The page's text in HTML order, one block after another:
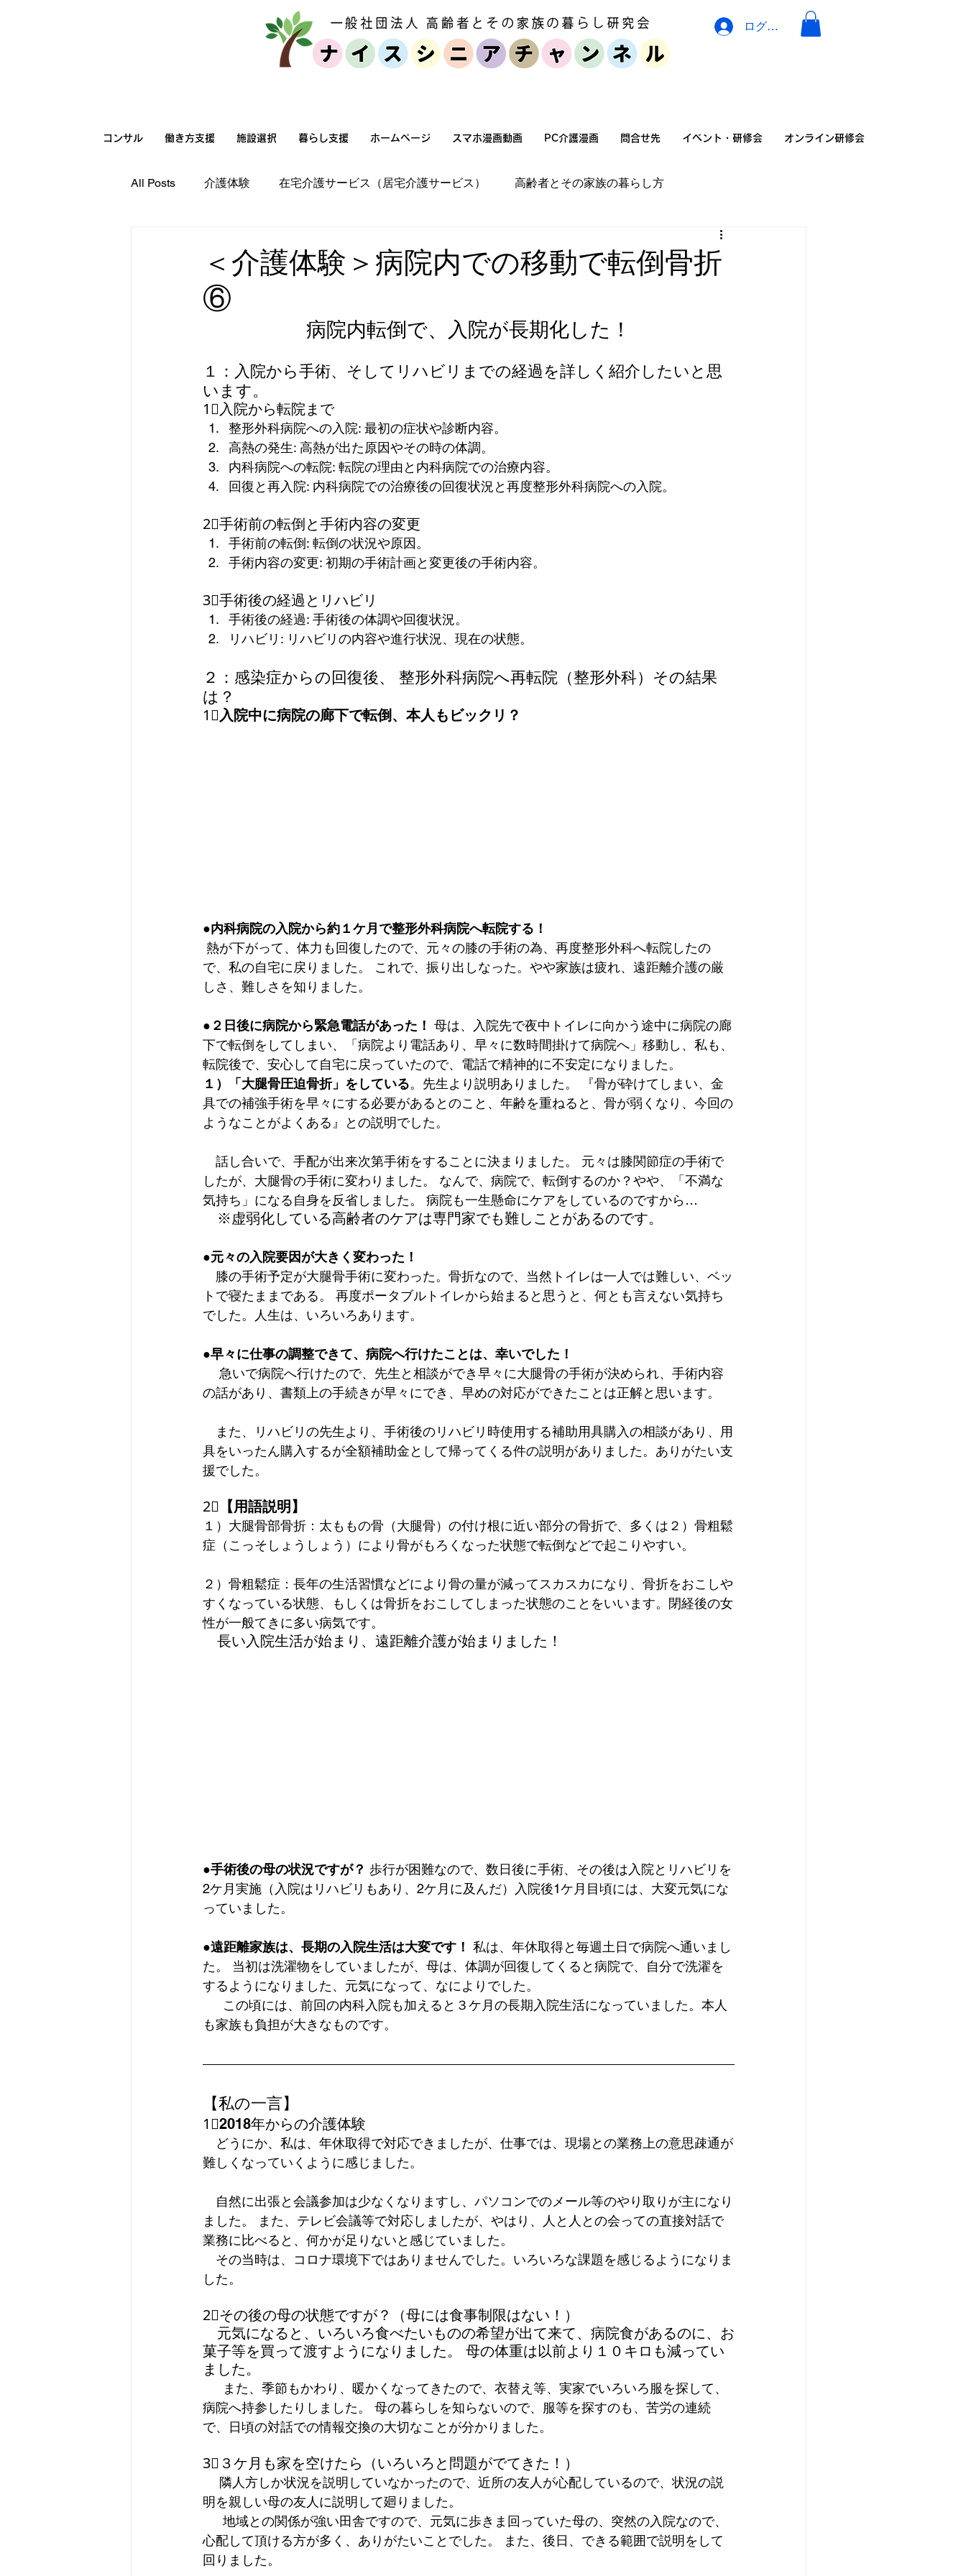
ログイン
コンサル 働き方支援 施設選択 暮らし支援 ホームページ スマホ漫画動画 PC介護漫画 問合せ先 イベント・研修会 オンライン研修会
All Posts 介護体験 在宅介護サービス（居宅介護サービス） 高齢者とその家族の暮らし方
高齢者とその家族の暮らし方
在宅介護
高齢者住宅 認知症 高齢者
＜介護体験＞病院内での移動で転倒骨折
⑥
病院内転倒で、入院が長期化した！
１：入院から手術、そしてリハビリまでの経過を詳しく紹介したいと思
います。
1⃣入院から転院まで
整形外科病院への入院: 最初の症状や診断内容。
高熱の発生: 高熱が出た原因やその時の体調。
内科病院への転院: 転院の理由と内科病院での治療内容。
回復と再入院: 内科病院での治療後の回復状況と再度整形外科病院への入院。
2⃣手術前の転倒と手術内容の変更
手術前の転倒: 転倒の状況や原因。
手術内容の変更: 初期の手術計画と変更後の手術内容。
3⃣手術後の経過とリハビリ
手術後の経過: 手術後の体調や回復状況。
リハビリ: リハビリの内容や進行状況、現在の状態。
２：感染症からの回復後、 整形外科病院へ再転院（整形外科）その結果
は？
1⃣入院中に病院の廊下で転倒、本人もビックリ？
●内科病院の入院から約１ケ月で整形外科病院へ転院する！
で、私の自宅に戻りました。 これで、振り出しなった。やや家族は疲れ、遠距離介護の厳
しさ、難しさを知りました。
●２日後に病院から緊急電話があった！ 母は、入院先で夜中トイレに向かう途中に病院の廊
下で転倒をしてしまい、「病院より電話あり、早々に数時間掛けて病院へ」移動し、私も、
転院後で、安心して自宅に戻っていたので、電話で精神的に不安定になりました。
１）「大腿骨圧迫骨折」をしている。先生より説明ありました。 『骨が砕けてしまい、金
具での補強手術を早々にする必要があるとのこと、年齢を重ねると、骨が弱くなり、今回の
ようなことがよくある』との説明でした。
話し合いで、手配が出来次第手術をすることに決まりました。 元々は膝関節症の手術で
したが、大腿骨の手術に変わりました。 なんで、病院で、転倒するのか？やや、「不満な
気持ち」になる自身を反省しました。 病院も一生懸命にケアをしているのですから…
※虚弱化している高齢者のケアは専門家でも難しことがあるのです。
●元々の入院要因が大きく変わった！
膝の手術予定が大腿骨手術に変わった。骨折なので、当然トイレは一人では難しい、ベッ
トで寝たままである。 再度ポータブルトイレから始まると思うと、何とも言えない気持ち
でした。人生は、いろいろあります。
●早々に仕事の調整できて、病院へ行けたことは、幸いでした！
急いで病院へ行けたので、先生と相談ができ早々に大腿骨の手術が決められ、手術内容
の話があり、書類上の手続きが早々にでき、早めの対応ができたことは正解と思います。
また、リハビリの先生より、手術後のリハビリ時使用する補助用具購入の相談があり、用
具をいったん購入するが全額補助金として帰ってくる件の説明がありました。ありがたい支
援でした。
2⃣ 【用語説明】
１）大腿骨部骨折：太ももの骨（大腿骨）の付け根に近い部分の骨折で、多くは２）骨粗鬆
症（こっそしょうしょう）により骨がもろくなった状態で転倒などで起こりやすい。
２）骨粗鬆症：長年の生活習慣などにより骨の量が減ってスカスカになり、骨折をおこしや
すくなっている状態、もしくは骨折をおこしてしまった状態のことをいいます。閉経後の女
性が一般てきに多い病気です。
長い入院生活が始まり、遠距離介護が始まりました！
●手術後の母の状況ですが？ 歩行が困難なので、数日後に手術、その後は入院とリハビリを
2ケ月実施（入院はリハビリもあり、2ケ月に及んだ）入院後1ケ月目頃には、大変元気にな
っていました。
●遠距離家族は、長期の入院生活は大変です！ 私は、年休取得と毎週土日で病院へ通いまし
た。 当初は洗濯物をしていましたが、母は、体調が回復してくると病院で、自分で洗濯を
するようになりました、元気になって、なによりでした。
も家族も負担が大きなものです。
【私の一言】
1⃣2018年からの介護体験
どうにか、私は、年休取得で対応できましたが、仕事では、現場との業務上の意思疎通が
難しくなっていくように感じました。
自然に出張と会議参加は少なくなりますし、パソコンでのメール等のやり取りが主になり
ました。 また、テレビ会議等で対応しましたが、やはり、人と人との会っての直接対話で
業務に比べると、何かが足りないと感じていました。
その当時は、コロナ環境下ではありませんでした。いろいろな課題を感じるようになりま
した。
2⃣その後の母の状態ですが？（母には食事制限はない！）
元気になると、いろいろ食べたいものの希望が出て来て、病院食があるのに、お
菓子等を買って渡すようになりました。 母の体重は以前より１０キロも減ってい
ました。
病院へ持参したりしました。 母の暮らしを知らないので、服等を探すのも、苦労の連続
で、日頃の対話での情報交換の大切なことが分かりました。
3⃣３ケ月も家を空けたら（いろいろと問題がでてきた！）
隣人方しか状況を説明していなかったので、近所の友人が心配しているので、状況の説
明を親しい母の友人に説明して廻りました。
心配して頂ける方が多く、ありがたいことでした。 また、後日、できる範囲で説明をして
回りました。